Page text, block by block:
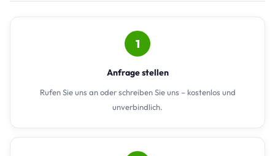
1
Anfrage stellen
Rufen Sie uns an oder schreiben Sie uns – kostenlos und
unverbindlich.